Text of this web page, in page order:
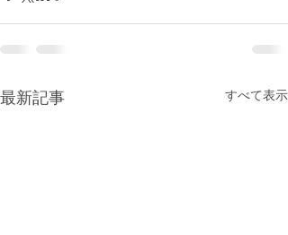
最新記事 すべて表示